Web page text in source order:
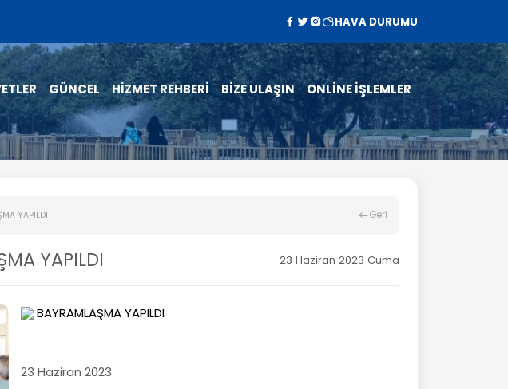
HAVA DURUMU
GÜNCEL HİZMET REHBERİ BİZE ULAŞIN ONLİNE İŞLEMLER
YAPILDI Geri
YAPILDI 23 Haziran 2023 Cuma
BAYRAMLAŞMA YAPILDI
23 Haziran 2023